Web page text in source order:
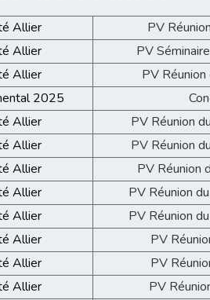
Allier
PV
Allier
PV
Allier
PV
2025
Allier
PV Réunion
Allier
PV Réunion
Allier
PV Réunion
Allier
PV Réunion
Allier
PV Réunion
Allier
PV
Allier
PV
Allier
PV